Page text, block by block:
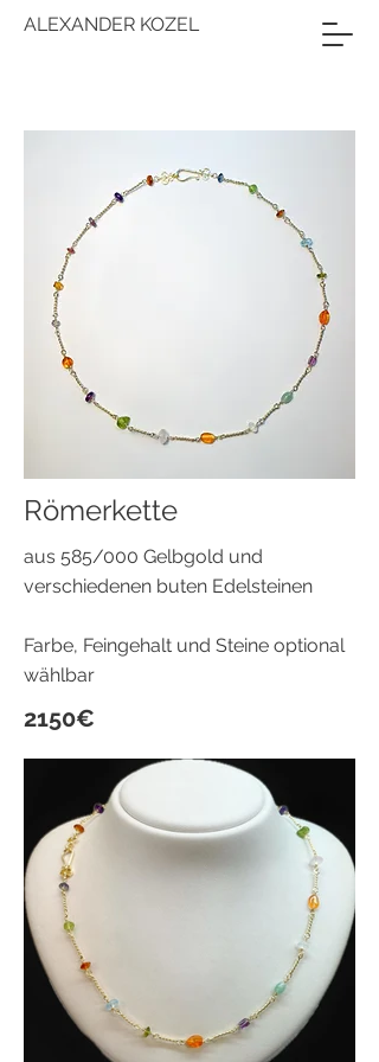
ALEXANDER KOZEL
Römerkette
aus 585/000 Gelbgold und
verschiedenen buten Edelsteinen
Farbe, Feingehalt und Steine optional
wählbar
2150€